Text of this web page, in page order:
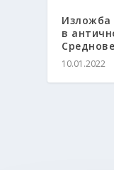
Изложба
в
10.01.2022